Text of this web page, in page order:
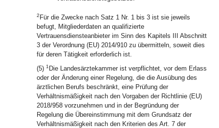
2 Für die Zwecke nach Satz 1 Nr. 1 bis 3 ist sie jeweils
befugt, Mitgliederdaten an qualifizierte
Vertrauensdiensteanbieter im Sinn des Kapitels III Abschnitt
3 der Verordnung (EU) 2014/910 zu übermitteln, soweit dies
für deren Tätigkeit erforderlich ist.
(5) 1 Die Landesärztekammer ist verpflichtet, vor dem Erlass
oder der Änderung einer Regelung, die die Ausübung des
ärztlichen Berufs beschränkt, eine Prüfung der
Verhältnismäßigkeit nach den Vorgaben der Richtlinie (EU)
2018/958 vorzunehmen und in der Begründung der
Regelung die Übereinstimmung mit dem Grundsatz der
Verhältnismäßigkeit nach den Kriterien des Art. 7 der